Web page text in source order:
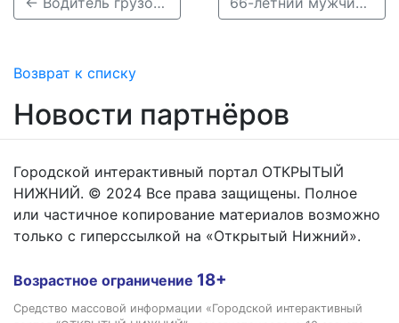
Возврат к списку
Новости партнёров
Городской интерактивный портал ОТКРЫТЫЙ
НИЖНИЙ. © 2024 Все права защищены. Полное
или частичное копирование материалов возможно
только с гиперссылкой на «Открытый Нижний».
Возрастное ограничение 18+
Средство массовой информации «Городской интерактивный